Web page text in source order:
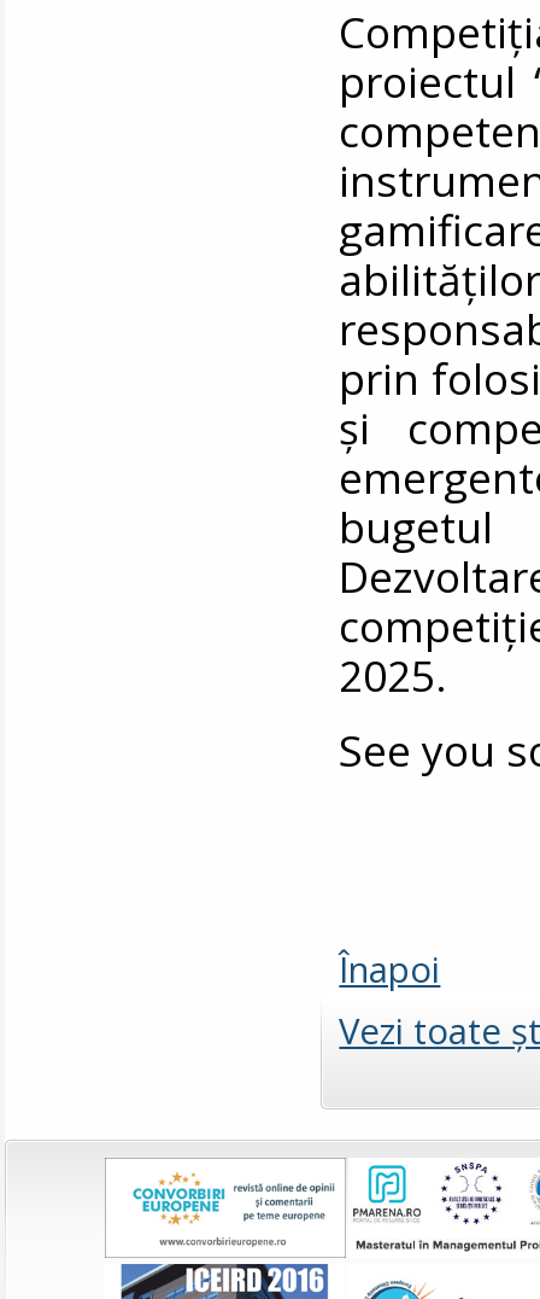
proiectul
prin
și
2025.
See you
Înapoi
Vezi toate